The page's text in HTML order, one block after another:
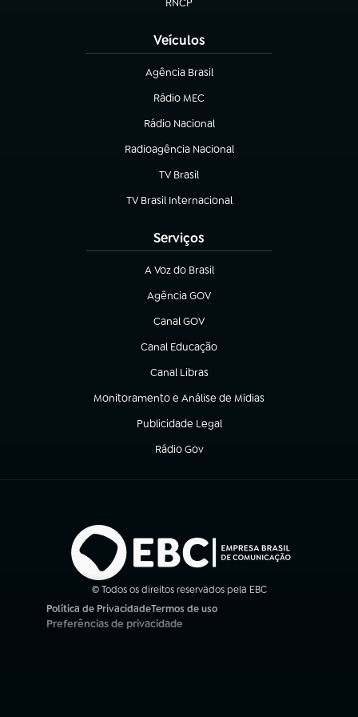
(abre em nova aba)
Veículos
Agência Brasil
(abre em nova aba)
Rádio MEC
Rádio Nacional
(abre em nova aba)
Radioagência Nacional
(abre em nova aba)
TV Brasil
(abre em nova aba)
TV Brasil Internacional
(abre em nova aba)
Serviços
A Voz do Brasil
(abre em nova aba)
Agência GOV
(abre em nova aba)
Canal GOV
(abre em nova aba)
Canal Educação
(abre em nova aba)
Canal Libras
(abre em nova aba)
Monitoramento e Análise de Mídias
(abre em nova aba)
Publicidade Legal
(abre em nova aba)
Rádio Gov
(abre em nova aba)
© Todos os direitos reservados pela EBC
Política de Privacidade
(abre em nova aba)
Termos de uso
(abre em nova aba)
Preferências de privacidade